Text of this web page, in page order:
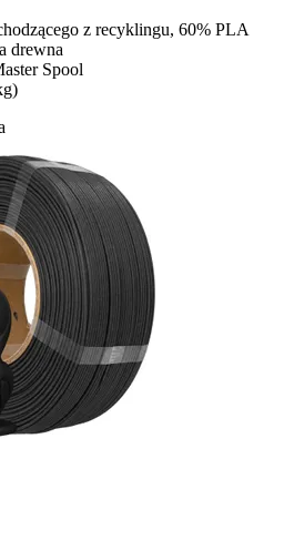
z recyklingu, 60% PLA
drewna
Spool